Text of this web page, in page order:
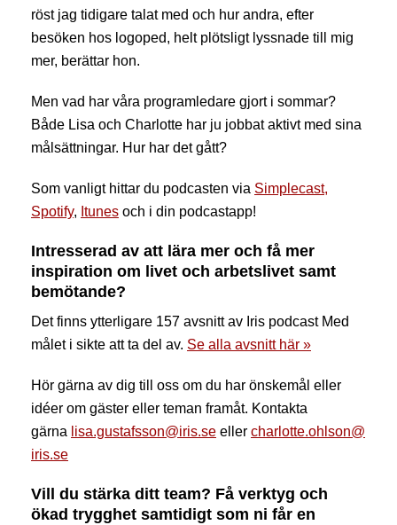
röst jag tidigare talat med och hur andra, efter
besöken hos logoped, helt plötsligt lyssnade till mig
mer, berättar hon.
Men vad har våra programledare gjort i sommar?
Både Lisa och Charlotte har ju jobbat aktivt med sina
målsättningar. Hur har det gått?
Som vanligt hittar du podcasten via Simplecast,
Spotify, Itunes och i din podcastapp!
Intresserad av att lära mer och få mer
inspiration om livet och arbetslivet samt
bemötande?
Det finns ytterligare 157 avsnitt av Iris podcast Med
målet i sikte att ta del av. Se alla avsnitt här »
Hör gärna av dig till oss om du har önskemål eller
idéer om gäster eller teman framåt. Kontakta
gärna lisa.gustafsson@iris.se eller charlotte.ohlson@
iris.se
Vill du stärka ditt team? Få verktyg och
ökad trygghet samtidigt som ni får en